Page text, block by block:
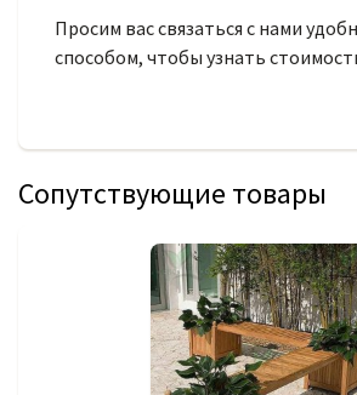
Просим вас связаться с нами
способом, чтобы узнать
Сопутствующие товары